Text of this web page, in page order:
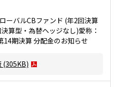
ーバルCBファンド (年2回決算
算型・為替ヘッジなし)愛称：
14期決算 分配金のお知らせ
(305KB)